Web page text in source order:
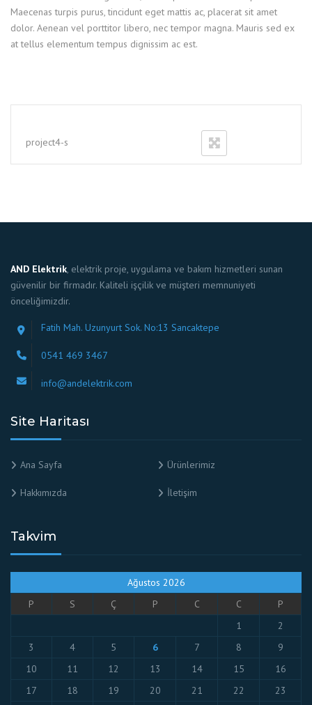
Maecenas turpis purus, tincidunt eget mattis ac, placerat sit amet
dolor. Aenean vel porttitor libero, nec tempor magna. Mauris sed ex
at tellus elementum tempus dignissim ac est.
project4-s
AND Elektrik, elektrik proje, uygulama ve bakım hizmetleri sunan
güvenilir bir firmadır. Kaliteli işçilik ve müşteri memnuniyeti
önceliğimizdir.
Fatih Mah. Uzunyurt Sok. No:13 Sancaktepe
0541 469 3467
info@andelektrik.com
Site Haritası
Ana Sayfa Ürünlerimiz
Hakkımızda İletişim
Takvim
Ağustos 2026
P
S Ç P C C
P
1
2
3
4 5 6 7 8
9
10
11 12 13 14 15
16
17
18 19 20 21 22 23